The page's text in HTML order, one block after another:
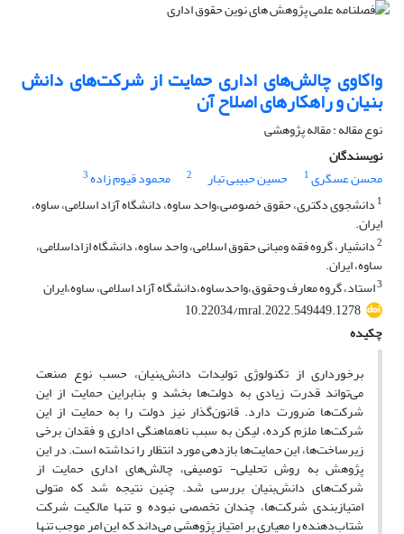
واکاوی چالش‌های اداری حمایت از شرکت‌های دانش
بنیان و راهکارهای اصلاح آن
نوع مقاله : مقاله پژوهشی
نویسندگان
محسن عسگری1 حسین حبیبی تبار 2 محمود قیوم زاده3
1 دانشجوی دکتری، حقوق خصوصی،واحد ساوه، دانشگاه آزاد اسلامی، ساوه،
ایران.
2دانشیار، گروه فقه ومبانی حقوق اسلامی، واحد ساوه، دانشگاه ازاداسلامی،
ساوه، ایران.
3استاد، گروه معارف وحقوق،واحدساوه،دانشگاه آزاد اسلامی، ساوه،ایران
10.22034/mral.2022.549449.1278
چکیده
برخورداری از تکنولوژی تولیدات دانش‌بنیان، حسب نوع صنعت
می‌تواند قدرت زیادی به دولت‌ها بخشد و بنابراین حمایت از این
شرکت‌ها ضرورت دارد. قانون‌گذار نیز دولت را به حمایت از این
شرکت‌ها ملزم کرده، لیکن به سبب ناهماهنگی اداری و فقدان برخی
زیرساخت‌ها، این حمایت‌ها بازدهی مورد انتظار را نداشته است. در این
پژوهش به روش تحلیلی- توصیفی، چالش‌های اداری حمایت از
شرکت‌های دانش‌بنیان بررسی شد. چنین نتیجه شد که متولی
امتیازبندی شرکت‌ها، چندان تخصصی نبوده و تنها مالکیت شرکت
شتاب‌دهنده را معیاری بر امتیاز پژوهشی می‌داند که این امر موجب تنها